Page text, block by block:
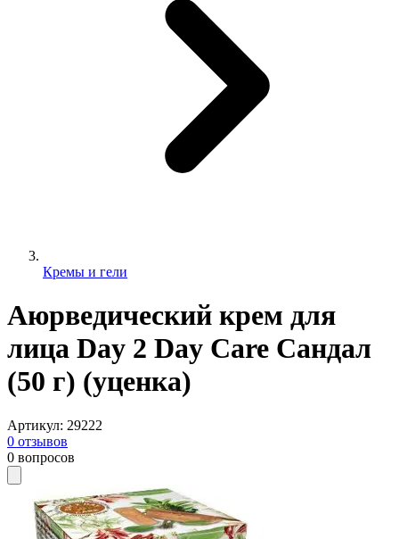
Кремы и гели
Аюрведический крем для
лица Day 2 Day Care Сандал
(50 г) (уценка)
Артикул: 29222
0 отзывов
0 вопросов